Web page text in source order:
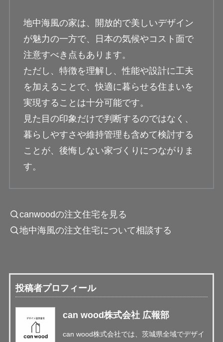
地中海風の家は、開放的で美しいデザイン
が魅力の一方で、日本の気候やコスト面で
注意すべき点もあります。
ただし、特徴を理解し、性能や設計に工夫
を加えることで、快適に暮らせる住まいを
実現することは十分可能です。
見た目の印象だけで判断するのではなく、
暮らしやすさや維持管理も含めて検討する
ことが、後悔しない家づくりにつながりま
す。
canwoodの注文住宅を見る
地中海風の注文住宅について相談する
投稿者プロフィール
can wood株式会社 広報部
can wood株式会社では、茨城県全域でデザイ